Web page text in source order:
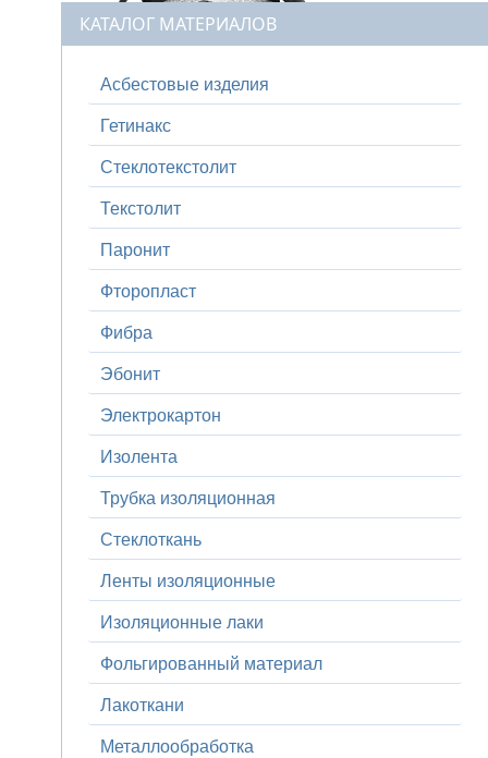
КАТАЛОГ МАТЕРИАЛОВ
Асбестовые изделия
Гетинакс
Стеклотекстолит
Текстолит
Паронит
Фторопласт
Фибра
Эбонит
Электрокартон
Изолента
Трубка изоляционная
Стеклоткань
Ленты изоляционные
Изоляционные лаки
Фольгированный материал
Лакоткани
Металлообработка